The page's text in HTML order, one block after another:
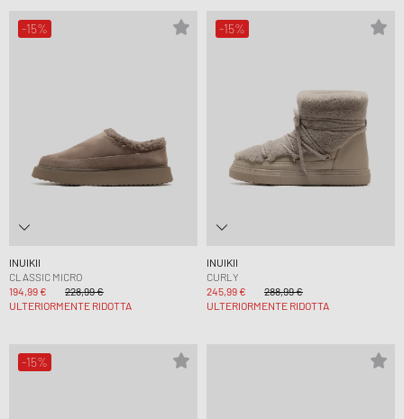
-15%
INUIKII
CLASSIC MICRO
194,99 €
228,99 €
ULTERIORMENTE RIDOTTA
-15%
INUIKII
CURLY
245,99 €
288,99 €
ULTERIORMENTE RIDOTTA
-15%